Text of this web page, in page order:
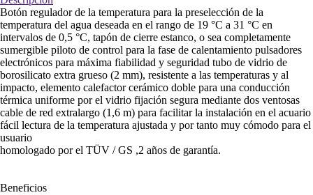
Botón regulador de la temperatura para la preselección de la
temperatura del agua deseada en el rango de 19 °C a 31 °C en
intervalos de 0,5 °C, tapón de cierre estanco, o sea completamente
sumergible piloto de control para la fase de calentamiento pulsadores
electrónicos para máxima fiabilidad y seguridad tubo de vidrio de
borosilicato extra grueso (2 mm), resistente a las temperaturas y al
impacto, elemento calefactor cerámico doble para una conducción
térmica uniforme por el vidrio fijación segura mediante dos ventosas
cable de red extralargo (1,6 m) para facilitar la instalación en el acuario
fácil lectura de la temperatura ajustada y por tanto muy cómodo para el
usuario
homologado por el TÜV / GS ,2 años de garantía.
Beneficios